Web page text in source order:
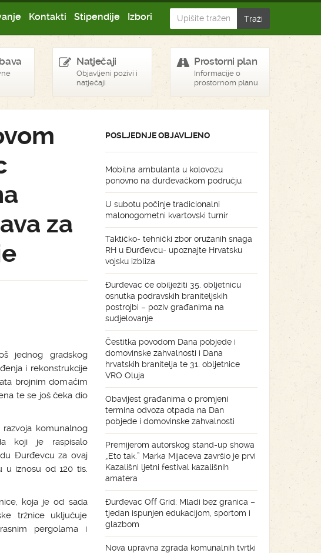
Kontakti Stipendije Izbori
Natječaji
Objavljeni pozivi i
natječaji
Prostorni plan
Informacije o
prostornom planu
za
jednog gradskog
i rekonstrukcije
brojnim domaćim
te se još čeka dio
komunalnog
koji je raspisalo
Đurđevcu za ovaj
u iznosu od 120 tis.
koja je od sada
tržnice uključuje
pergolama i
POSLJEDNJE OBJAVLJENO
Mobilna ambulanta u kolovozu
ponovno na đurđevačkom području
U subotu počinje tradicionalni
malonogometni kvartovski turnir
Taktičko- tehnički zbor oružanih snaga
RH u Đurđevcu- upoznajte Hrvatsku
vojsku izbliza
Đurđevac će obilježiti 35. obljetnicu
osnutka podravskih braniteljskih
postrojbi – poziv građanima na
sudjelovanje
Čestitka povodom Dana pobjede i
domovinske zahvalnosti i Dana
hrvatskih branitelja te 31. obljetnice
VRO Oluja
Obavijest građanima o promjeni
termina odvoza otpada na Dan
pobjede i domovinske zahvalnosti
Premijerom autorskog stand-up showa
„Eto tak.” Marka Mijaceva završio je prvi
Kazališni ljetni festival kazališnih
amatera
Đurđevac Off Grid: Mladi bez granica –
tjedan ispunjen edukacijom, sportom i
glazbom
Nova upravna zgrada komunalnih tvrtki